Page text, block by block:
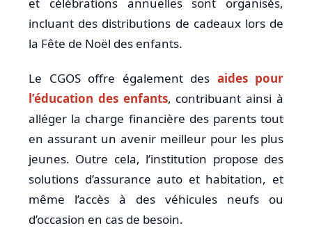
et célébrations annuelles sont organisés,
incluant des distributions de cadeaux lors de
la Fête de Noël des enfants.
Le CGOS offre également des aides pour
l’éducation des enfants, contribuant ainsi à
alléger la charge financière des parents tout
en assurant un avenir meilleur pour les plus
jeunes. Outre cela, l’institution propose des
solutions d’assurance auto et habitation, et
même l’accès à des véhicules neufs ou
d’occasion en cas de besoin.